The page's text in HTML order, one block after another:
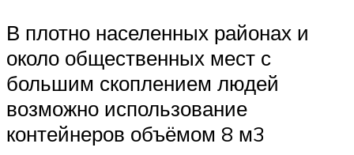
В плотно населенных районах и
около общественных мест с
большим скоплением людей
возможно использование
контейнеров объёмом 8 м3